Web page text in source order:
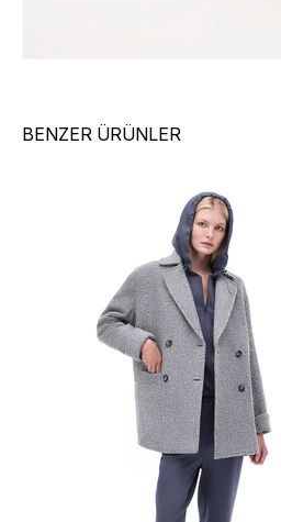
BENZER ÜRÜNLER